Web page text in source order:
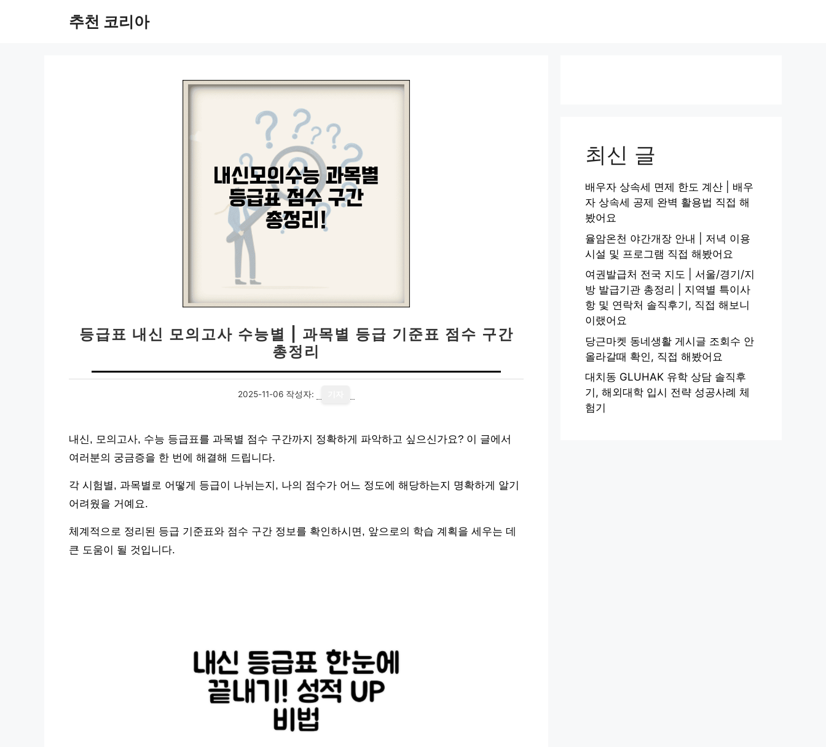
추천 코리아
등급표 내신 모의고사 수능별 | 과목별 등급 기준표 점수 구간
총정리
2025-11-06 작성자:
내신, 모의고사, 수능 등급표를 과목별 점수 구간까지 정확하게 파악하고 싶으신가요? 이 글에서
여러분의 궁금증을 한 번에 해결해 드립니다.
각 시험별, 과목별로 어떻게 등급이 나뉘는지, 나의 점수가 어느 정도에 해당하는지 명확하게 알기
어려웠을 거예요.
체계적으로 정리된 등급 기준표와 점수 구간 정보를 확인하시면, 앞으로의 학습 계획을 세우는 데
큰 도움이 될 것입니다.
최신 글
배우자 상속세 면제 한도 계산 | 배우
자 상속세 공제 완벽 활용법 직접 해
봤어요
율암온천 야간개장 안내 | 저녁 이용
시설 및 프로그램 직접 해봤어요
여권발급처 전국 지도 | 서울/경기/지
방 발급기관 총정리 | 지역별 특이사
항 및 연락처 솔직후기, 직접 해보니
이랬어요
당근마켓 동네생활 게시글 조회수 안
올라갈때 확인, 직접 해봤어요
대치동 GLUHAK 유학 상담 솔직후
기, 해외대학 입시 전략 성공사례 체
험기